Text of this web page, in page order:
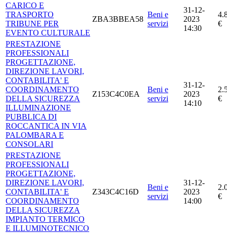
CARICO E
TRASPORTO
TRIBUNE PER
EVENTO CULTURALE
ZBA3BBEA58
Beni e
servizi
31-12-
2023
14:30
€
PRESTAZIONE
PROFESSIONALI
PROGETTAZIONE,
DIREZIONE LAVORI,
CONTABILITA' E
COORDINAMENTO
DELLA SICUREZZA
ILLUMINAZIONE
PUBBLICA DI
ROCCANTICA IN VIA
PALOMBARA E
CONSOLARI
Z153C4C0EA
Beni e
servizi
31-12-
2023
14:10
€
PRESTAZIONE
PROFESSIONALI
PROGETTAZIONE,
DIREZIONE LAVORI,
CONTABILITA' E
COORDINAMENTO
DELLA SICUREZZA
IMPIANTO TERMICO
E ILLUMINOTECNICO
Z343C4C16D
Beni e
servizi
31-12-
2023
14:00
€